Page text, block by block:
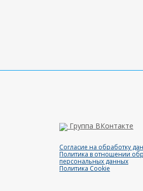
Группа ВКонтакте
Согласие на обработку
Политика в отношении
персональных данных
Политика Cookie